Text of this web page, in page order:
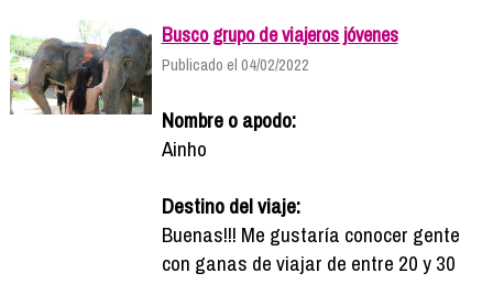
Busco grupo de viajeros jóvenes
Publicado el 04/02/2022
Nombre o apodo:
Ainho
Destino del viaje:
Buenas!!! Me gustaría conocer gente
con ganas de viajar de entre 20 y 30